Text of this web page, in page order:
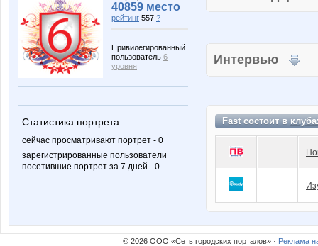
40859 место
рейтинг 557 ?
Привилегированный
пользователь 6
уровня
Статистика портрета:
сейчас просматривают портрет - 0
зарегистрированные пользователи
посетившие портрет за 7 дней - 0
Интервью
Fast состоит в
© 2026 ООО «Сеть городских порталов» · Реклама